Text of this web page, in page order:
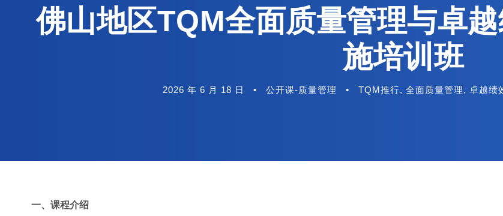
佛山地区TQM全面质量管理与卓
施培训班
2026 年 6 月 18 日 • 公开课-质量管理 • TQM推行, 全面质量管理, 卓越绩
一、课程介绍